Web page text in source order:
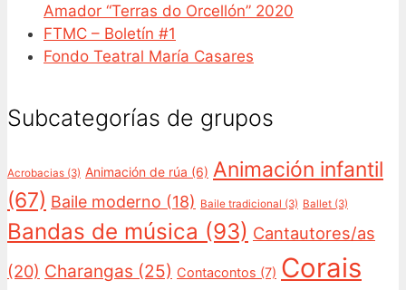
Amador “Terras do Orcellón” 2020
FTMC – Boletín #1
Fondo Teatral María Casares
Subcategorías de grupos
Acrobacias (3) Animación de rúa (6) Animación infantil
(67) Baile moderno (18) Baile tradicional (3) Ballet (3)
Bandas de música (93) Cantautores/as
(20) Charangas (25) Contacontos (7) Corais